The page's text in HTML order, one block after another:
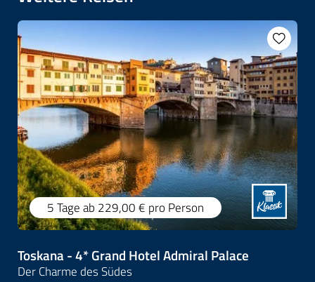
5 Tageab 229,00 € pro Person
Toskana - 4* Grand Hotel Admiral Palace
Der Charme des Südes